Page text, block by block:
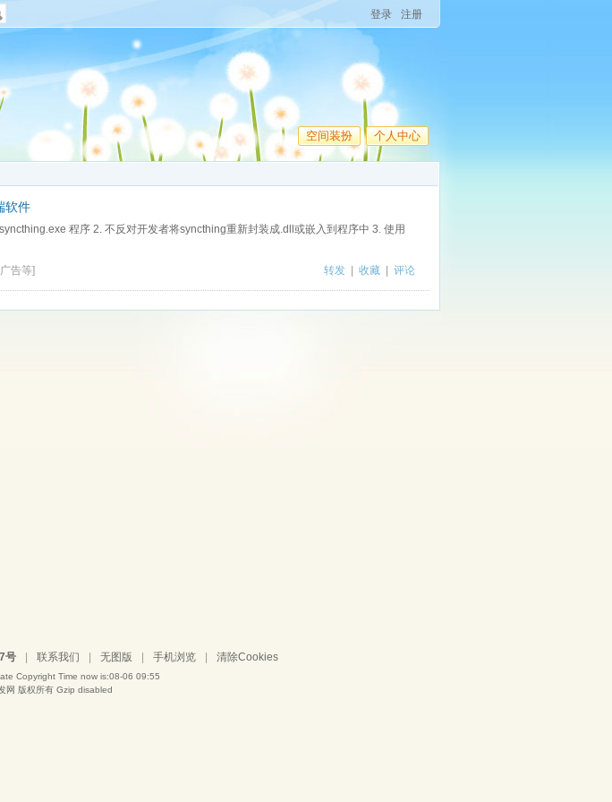
登录 注册
空间装扮 个人中心
软件
程序 2. 不反对开发者将syncthing重新封装成.dll或嵌入到程序中 3. 使用
转发
收藏 评论
告等]
号 联系我们 无图版 手机浏览 清除Cookies
Copyright Time now is:08-06 09:55
网 版权所有 Gzip disabled